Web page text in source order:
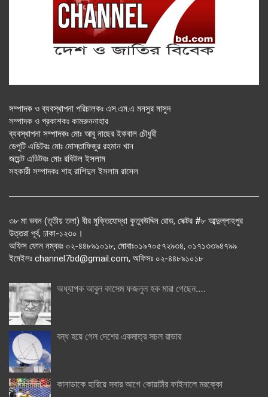
সম্পাদক ও ব্যবস্থাপনা পরিচালকঃ এস.এম.এ মনসুর মাসুদ
সম্পাদক ও প্রকাশকঃ কামরুননাহার
ব্যবস্থাপনা সম্পাদকঃ মোঃ আবু নাছের ইকবাল চৌধুরী
ডেপুটি এডিটরঃ মোঃ মোস্তাফিজুর রহমান খান
জয়েন্ট এডিটরঃ মোঃ রবিউল ইসলাম
সহকারী সম্পাদকঃ শাহ রাশিদুল ইসলাম রাসেল
৩৮ মা ভবন (তৃতীয় তলা) বীর মুক্তিযোদ্ধা কুতুবউদ্দিন রোড, সেক্টর #৮ আব্দুল্লাহপুর
উত্তরা পূর্ব, ঢাকা-১২৩০।
অফিস ফোন নম্বরঃ ০২-৪৪৮৯১০১৮, মোবাঃ০১৯৭০৫৭২৯৩৪, ০১৭১৩৩৯৪৭৯৯
ইমেইলঃ channel7bd@gmail.com, অফিসঃ ০২-৪৪৮৯১০১৮
অধ্যাপক আবুল কাসেম ফজলুল হক মারা গেছেন….
বন্ধ হয়ে গেল দেশের একমাত্র সচল রাডার
কানাডাকে হারিয়ে সবার আগে কোয়ার্টার ফাইনালে মরক্কো